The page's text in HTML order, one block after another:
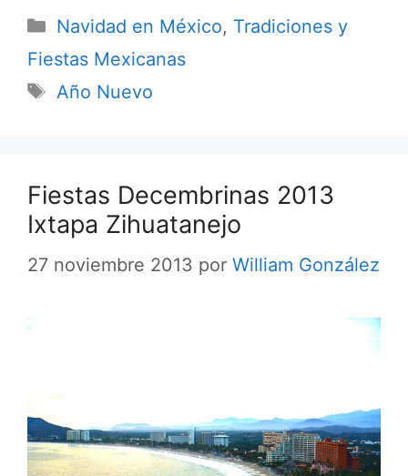
Categorías
Navidad en México, Tradiciones y
Fiestas Mexicanas
Etiquetas
Año Nuevo
Fiestas Decembrinas 2013
Ixtapa Zihuatanejo
27 noviembre 2013 por William González